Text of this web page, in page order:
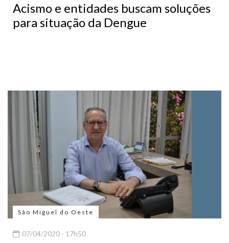
Acismo e entidades buscam soluções
para situação da Dengue
São Miguel do Oeste
07/04/2020 - 17h50